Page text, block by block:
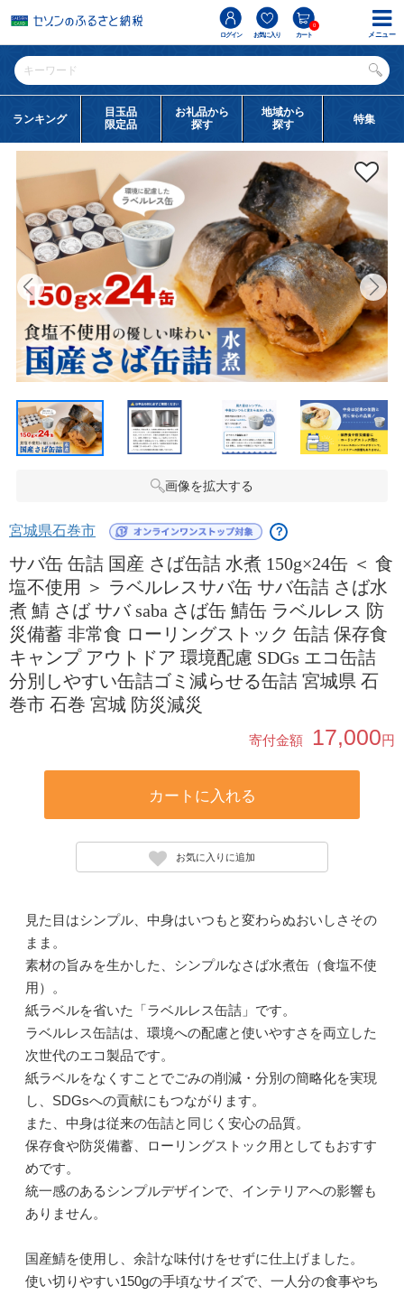
ログイン お気に入り カート
0
ランキング
目玉品
限定品
お礼品から
探す
地域から
探す
特集
画像を拡大する
宮城県石巻市 ？
サバ缶 缶詰 国産 さば缶詰 水煮 150g×24缶 ＜ 食
塩不使用 ＞ ラベルレスサバ缶 サバ缶詰 さば水
煮 鯖 さば サバ saba さば缶 鯖缶 ラベルレス 防
災備蓄 非常食 ローリングストック 缶詰 保存食
キャンプ アウトドア 環境配慮 SDGs エコ缶詰
分別しやすい缶詰ゴミ減らせる缶詰 宮城県 石
巻市 石巻 宮城 防災減災
寄付金額 17,000円
カートに入れる
お気に入りに追加
見た目はシンプル、中身はいつもと変わらぬおいしさその
まま。
素材の旨みを生かした、シンプルなさば水煮缶（食塩不使
用）。
紙ラベルを省いた「ラベルレス缶詰」です。
ラベルレス缶詰は、環境への配慮と使いやすさを両立した
次世代のエコ製品です。
紙ラベルをなくすことでごみの削減・分別の簡略化を実現
し、SDGsへの貢献にもつながります。
また、中身は従来の缶詰と同じく安心の品質。
保存食や防災備蓄、ローリングストック用としてもおすす
めです。
統一感のあるシンプルデザインで、インテリアへの影響も
ありません。
国産鯖を使用し、余計な味付けをせずに仕上げました。
使い切りやすい150gの手頃なサイズで、一人分の食事やち
メニュー